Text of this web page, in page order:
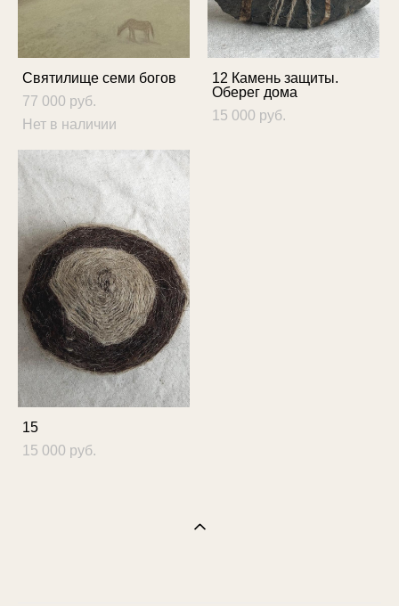
Святилище семи богов
77 000 pуб.
Нет в наличии
12 Камень защиты.
Оберег дома
15 000 pуб.
15
15 000 pуб.